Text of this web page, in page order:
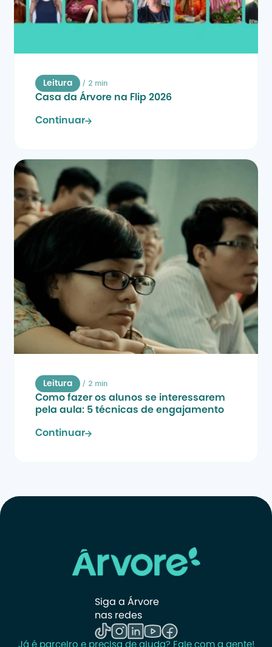
Leitura / 2 min
Casa da Árvore na Flip 2026
Continuar
Leitura / 2 min
Como fazer os alunos se interessarem
pela aula: 5 técnicas de engajamento
Continuar
Siga a Árvore
nas redes